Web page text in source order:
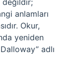
değildir;
anlamları
Okur,
yeniden
adlı